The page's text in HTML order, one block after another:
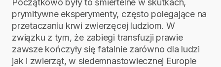
Początkowo były to śmiertelne w skutkach,
prymitywne eksperymenty, często polegające na
przetaczaniu krwi zwierzęcej ludziom. W
związku z tym, że zabiegi transfuzji prawie
zawsze kończyły się fatalnie zarówno dla ludzi
jak i zwierząt, w siedemnastowiecznej Europie